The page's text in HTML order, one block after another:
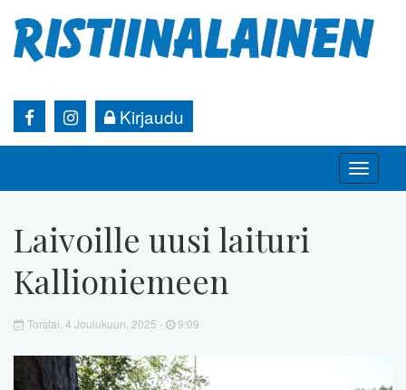
Kirjaudu
Toggle
Laivoille uusi laituri
Kallioniemeen
Torstai, 4 Joulukuun, 2025 - 9:09